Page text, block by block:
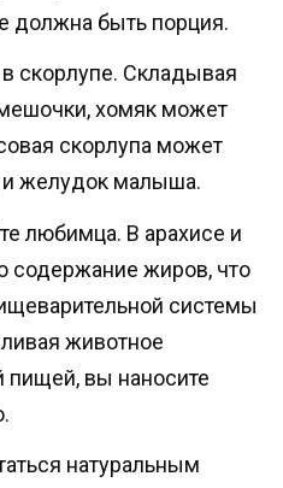
должна быть порция.
скорлупе. Складывая
хомяк может
скорлупа может
и желудок малыша.
любимца. В арахисе и
содержание жиров, что
системы
животное
пищей, вы наносите
натуральным